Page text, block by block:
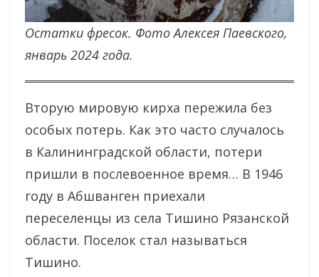
Остатки фресок. Фото Алексея Паевского,
январь 2024 года.
Вторую мировую кирха пережила без
особых потерь. Как это часто случалось
в Калининградской области, потери
пришли в послевоенное время… В 1946
году в Абшванген приехали
переселенцы из села Тишино Рязанской
области. Поселок стал называться
Тишино.